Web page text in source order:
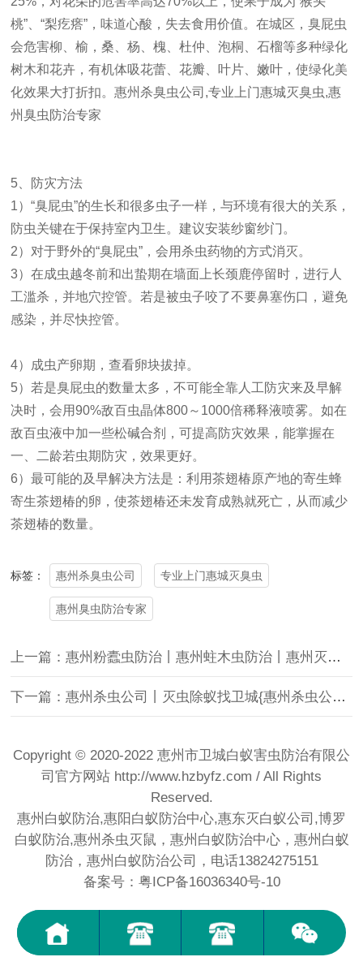
桃”、“梨疙瘩”，味道心酸，失去食用价值。在城区，臭屁虫
会危害柳、榆，桑、杨、槐、杜仲、泡桐、石榴等多种绿化
树木和花卉，有机体吸花蕾、花瓣、叶片、嫩叶，使绿化美
化效果大打折扣。惠州杀臭虫公司,专业上门惠城灭臭虫,惠
州臭虫防治专家
5、防灾方法
1）“臭屁虫”的生长和很多虫子一样，与环境有很大的关系，
防虫关键在于保持室内卫生。建议安装纱窗纱门。
2）对于野外的“臭屁虫”，会用杀虫药物的方式消灭。
3）在成虫越冬前和出蛰期在墙面上长颈鹿停留时，进行人
工滥杀，并地穴控管。若是被虫子咬了不要鼻塞伤口，避免
感染，并尽快控管。
4）成虫产卵期，查看卵块拔掉。
5）若是臭屁虫的数量太多，不可能全靠人工防灾来及早解
决时，会用90%敌百虫晶体800～1000倍稀释液喷雾。如在
敌百虫液中加一些松碱合剂，可提高防灾效果，能掌握在
一、二龄若虫期防灾，效果更好。
6）最可能的及早解决方法是：利用茶翅椿原产地的寄生蜂
寄生茶翅椿的卵，使茶翅椿还未发育成熟就死亡，从而减少
茶翅椿的数量。
标签： 惠州杀臭虫公司 专业上门惠城灭臭虫
惠州臭虫防治专家
上一篇：惠州粉蠹虫防治丨惠州蛀木虫防治丨惠州灭蛀木虫公司
下一篇：惠州杀虫公司丨灭虫除蚁找卫城{惠州杀虫公司}专业上门除虫
Copyright © 2020-2022 恵州市卫城白蚁害虫防治有限公
司官方网站 http://www.hzbyfz.com / All Rights
Reserved.
惠州白蚁防治,惠阳白蚁防治中心,惠东灭白蚁公司,博罗
白蚁防治,惠州杀虫灭鼠，惠州白蚁防治中心，惠州白蚁
防治，惠州白蚁防治公司，电话13824275151
备案号：粤ICP备16036340号-10